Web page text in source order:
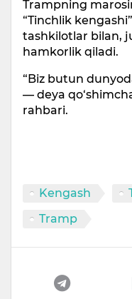
Trampning
“Tinchlik
tashkilotlar bilan,
hamkorlik qiladi.
“Biz butun
— deya
rahbari.
Kengash
Tramp